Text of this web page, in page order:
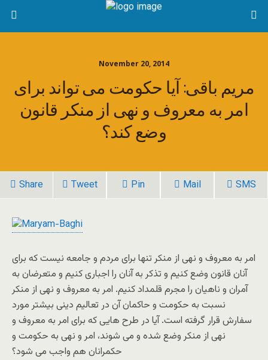
November 20, 2014
مريم باقی: آيا حکومت می تواند برای
امر به معروف و نهی از منکر قانون
وضع کند؟
Share Tweet Pin Mail SMS
امر به معروف و نهی از منکر تنها برای مردم و جامعه نيست که برای
آنان قانون وضع کنيم و تذکر به آنان را اجباری کنيم و متعرضان به
آمران و ناهيان را مجرم قلمداد کنيم. امر به معروف و نهی از منکر
نسبت به حکومت و حاکمان آن در تعاليم دينی بيشتر مورد
سفارش قرار گرفته است. آيا در طرح هايی که برای امر به معروف و
نهی از منکر وضع شده و می شوند، امر و نهی به حکومت و
حکمرانان هم واجب می شود؟